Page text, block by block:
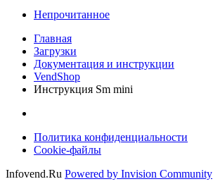
Непрочитанное
Главная
Загрузки
Документация и инструкции
VendShop
Инструкция Sm mini
Политика конфиденциальности
Cookie-файлы
Infovend.Ru Powered by Invision Community